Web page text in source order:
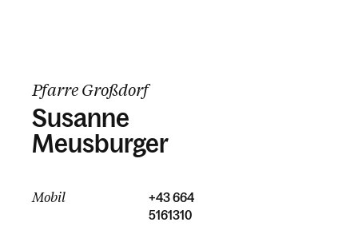
Pfarre Großdorf
Susanne
Meusburger
Mobil
+43 664
5161310